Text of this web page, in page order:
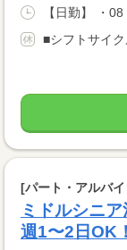
【日勤】 ・
■シフトサイ
[パート・アルバ
ミドルシニ
週1〜2日OK